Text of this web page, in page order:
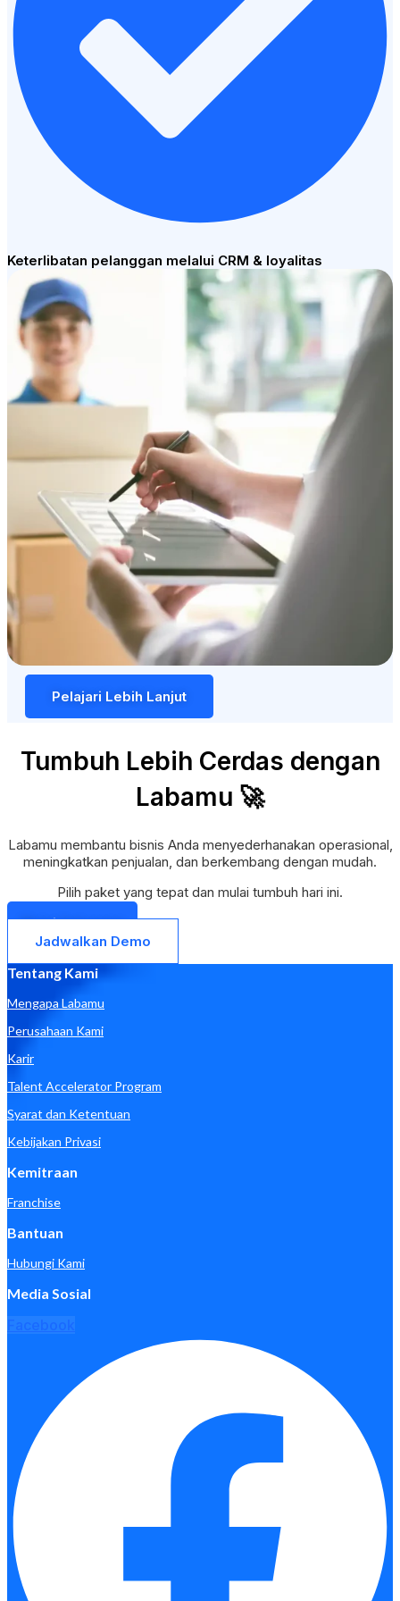
Keterlibatan pelanggan melalui CRM & loyalitas
Pelajari Lebih Lanjut
Tumbuh Lebih Cerdas dengan
Labamu 🚀
Labamu membantu bisnis Anda menyederhanakan operasional,
meningkatkan penjualan, dan berkembang dengan mudah.
Pilih paket yang tepat dan mulai tumbuh hari ini.
Mulai Sekarang
Jadwalkan Demo
Tentang Kami
Mengapa Labamu
Perusahaan Kami
Karir
Talent Accelerator Program
Syarat dan Ketentuan
Kebijakan Privasi
Kemitraan
Franchise
Bantuan
Hubungi Kami
Media Sosial